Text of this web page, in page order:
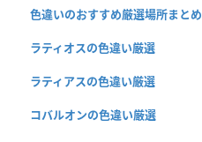
色違いのおすすめ厳選場所まとめ
ラティオスの色違い厳選
ラティアスの色違い厳選
コバルオンの色違い厳選